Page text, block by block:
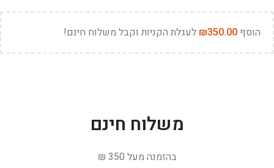
הוסף ₪350.00 לעגלת הקניות וקבל משלוח חינם!
משלוח חינם
בהזמנה מעל 350 ₪